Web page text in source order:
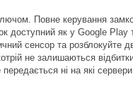
Повне керування
доступний як у Google Play
сенсор та розблокуйте
не залишаються
передається ні на які